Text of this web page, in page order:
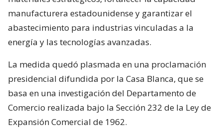
manufacturera estadounidense y garantizar el
abastecimiento para industrias vinculadas a la
energía y las tecnologías avanzadas.
La medida quedó plasmada en una proclamación
presidencial difundida por la Casa Blanca, que se
basa en una investigación del Departamento de
Comercio realizada bajo la Sección 232 de la Ley de
Expansión Comercial de 1962.